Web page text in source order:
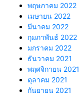
พฤษภาคม 2022
เมษายน 2022
มีนาคม 2022
กุมภาพันธ์ 2022
มกราคม 2022
ธันวาคม 2021
พฤศจิกายน 2021
ตุลาคม 2021
กันยายน 2021